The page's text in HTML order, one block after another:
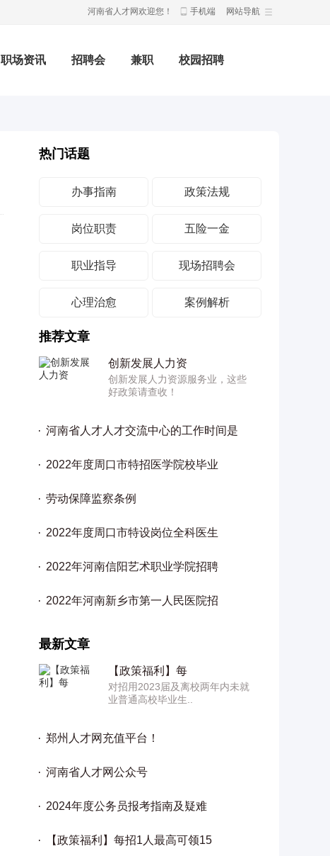
网站导航
河南省人才网欢迎您！ 手机端
职场资讯 招聘会 兼职 校园招聘
热门话题
办事指南 政策法规
岗位职责 五险一金
职业指导 现场招聘会
心理治愈 案例解析
推荐文章
创新发展人力资
创新发展人力资源服务业，这些
好政策请查收！
河南省人才人才交流中心的工作时间是
2022年度周口市特招医学院校毕业
劳动保障监察条例
2022年度周口市特设岗位全科医生
2022年河南信阳艺术职业学院招聘
2022年河南新乡市第一人民医院招
最新文章
【政策福利】每
对招用2023届及离校两年内未就
业普通高校毕业生..
郑州人才网充值平台！
河南省人才网公众号
2024年度公务员报考指南及疑难
【政策福利】每招1人最高可领15